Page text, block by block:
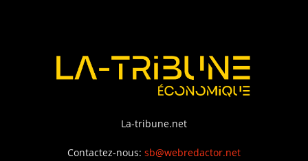
La-tribune.net
Contactez-nous: sb@webredactor.net